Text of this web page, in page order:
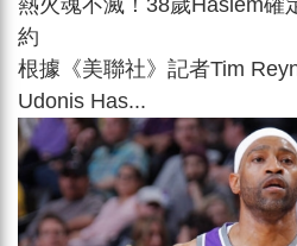
約
根據《美聯社》記者Tim
Udonis Has...